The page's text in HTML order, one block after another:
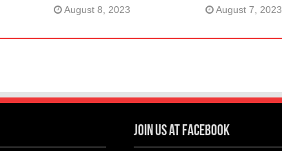
August 8, 2023 August 7, 2023
Join us at Facebook